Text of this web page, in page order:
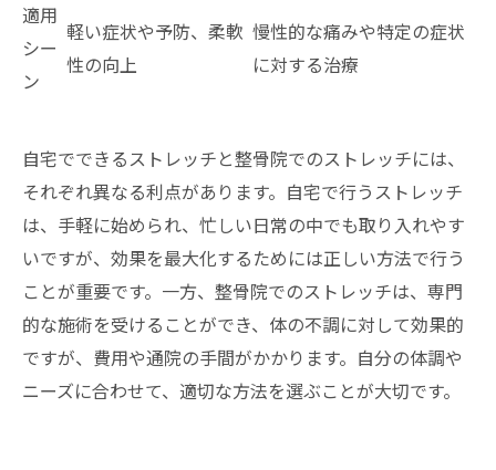
適用
シー
ン
軽い症状や予防、柔軟
性の向上
慢性的な痛みや特定の症状
に対する治療
自宅でできるストレッチと整骨院でのストレッチには、
それぞれ異なる利点があります。自宅で行うストレッチ
は、手軽に始められ、忙しい日常の中でも取り入れやす
いですが、効果を最大化するためには正しい方法で行う
ことが重要です。一方、整骨院でのストレッチは、専門
的な施術を受けることができ、体の不調に対して効果的
ですが、費用や通院の手間がかかります。自分の体調や
ニーズに合わせて、適切な方法を選ぶことが大切です。